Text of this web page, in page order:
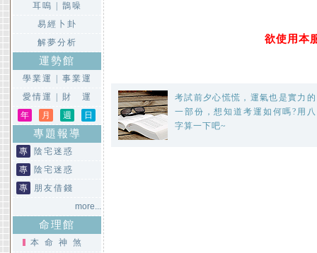
耳嗚
鵲噪
易經卜卦
解夢分析
運勢館
學業運
事業運
愛情運
財 運
年
月 週 日
專題報導
專
陰宅迷惑
專
陰宅迷惑
專
朋友借錢
more...
命理館
本命神煞
欲使用本
考試前夕心慌慌，運氣也是實力的
一部份，想知道考運如何嗎?用八
字算一下吧~